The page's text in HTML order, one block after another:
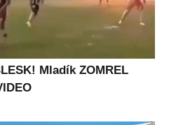
Mladík ZOMREL